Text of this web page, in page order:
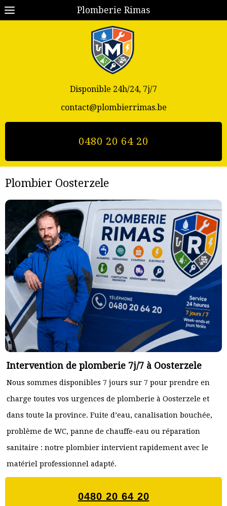
Plomberie Rimas
Disponible 24h/24, 7j/7
contact@plombierrimas.be
0480 20 64 20
Plombier Oosterzele
Intervention de plomberie 7j/7 à Oosterzele
Nous sommes disponibles 7 jours sur 7 pour prendre en
charge toutes vos urgences de plomberie à Oosterzele et
dans toute la province. Fuite d’eau, canalisation bouchée,
problème de WC, panne de chauffe-eau ou réparation
sanitaire : notre plombier intervient rapidement avec le
matériel professionnel adapté.
0480 20 64 20